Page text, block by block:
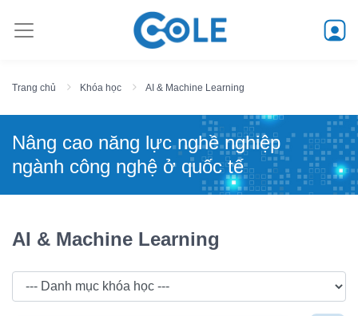
Trang chủ Khóa học AI & Machine Learning
Nâng cao năng lực nghề nghiệp
ngành công nghệ ở quốc tế
AI & Machine Learning